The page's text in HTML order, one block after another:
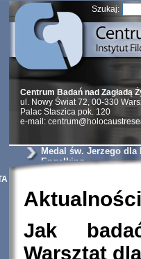
Szukaj:
Centrum Badań nad Zagładą
ul. Nowy Świat 72, 00-330
Palac Staszica pok. 120
e-mail:
Medal św. Jerzego dla
Engelking
Aktualności
Jak
Warsztat